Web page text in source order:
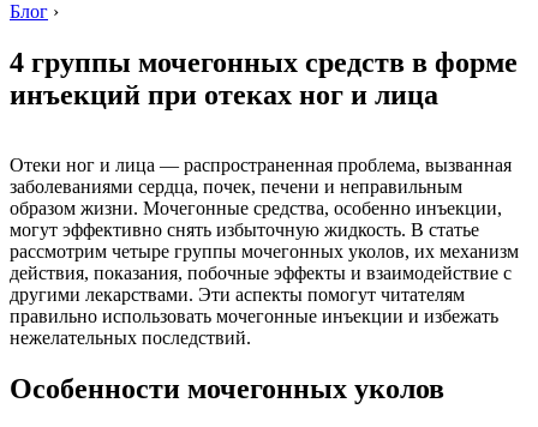
Блог ›
4 группы мочегонных средств в форме
инъекций при отеках ног и лица
Отеки ног и лица — распространенная проблема, вызванная
заболеваниями сердца, почек, печени и неправильным
образом жизни. Мочегонные средства, особенно инъекции,
могут эффективно снять избыточную жидкость. В статье
рассмотрим четыре группы мочегонных уколов, их механизм
действия, показания, побочные эффекты и взаимодействие с
другими лекарствами. Эти аспекты помогут читателям
правильно использовать мочегонные инъекции и избежать
нежелательных последствий.
Особенности мочегонных уколов